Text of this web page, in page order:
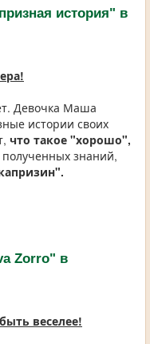
история" в
Девочка Маша
истории своих
что такое "хорошо",
знаний,
Zorro" в
веселее!